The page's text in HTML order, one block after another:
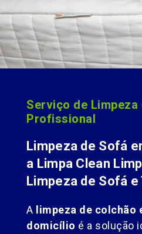
Serviço de Limpeza
Profissional
Limpeza de Sofá
a Limpa Clean
Limpeza de Sofá e
A limpeza de colchão
domicílio é a solução